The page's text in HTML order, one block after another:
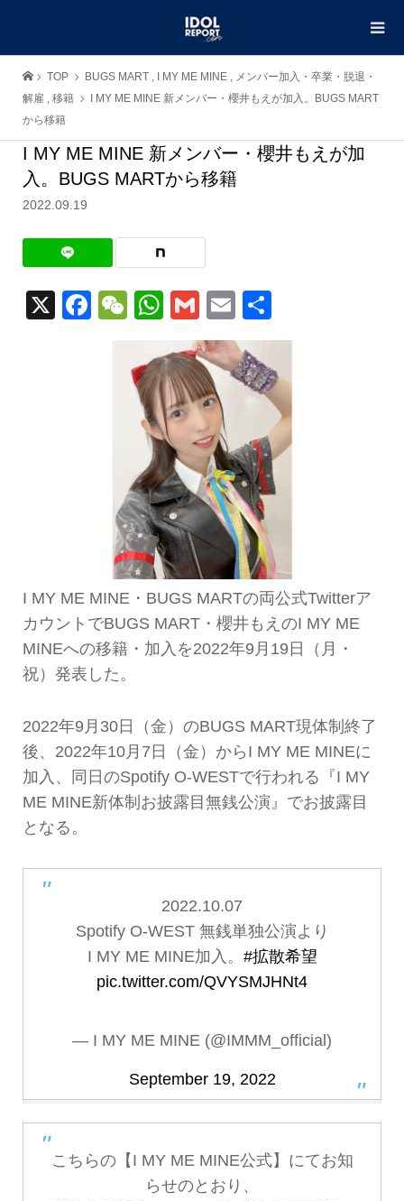
TOP BUGS MART , I MY ME MINE , メンバー加入・卒業・脱退・
解雇 , 移籍
I MY ME MINE 新メンバー・櫻井もえが加入。BUGS MART
から移籍
I MY ME MINE 新メンバー・櫻井もえが加
入。BUGS MARTから移籍
2022.09.19
X Facebook
WeChat
WhatsApp
GmailEmail
有
I MY ME MINE・BUGS MARTの両公式Twitterア
カウントでBUGS MART・櫻井もえのI MY ME
MINEへの移籍・加入を2022年9月19日（月・
祝）発表した。
2022年9月30日（金）のBUGS MART現体制終了
後、2022年10月7日（金）からI MY ME MINEに
加入、同日のSpotify O-WESTで行われる『I MY
ME MINE新体制お披露目無銭公演』でお披露目
となる。
2022.10.07
Spotify O-WEST 無銭単独公演より
I MY ME MINE加入。 #拡散希望
pic.twitter.com/QVYSMJHNt4
— I MY ME MINE (@IMMM_official)
September 19, 2022
こちらの【I MY ME MINE公式】にてお知
らせのとおり、